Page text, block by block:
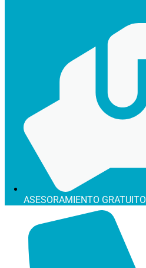
ASESORAMIENTO GRATUITO